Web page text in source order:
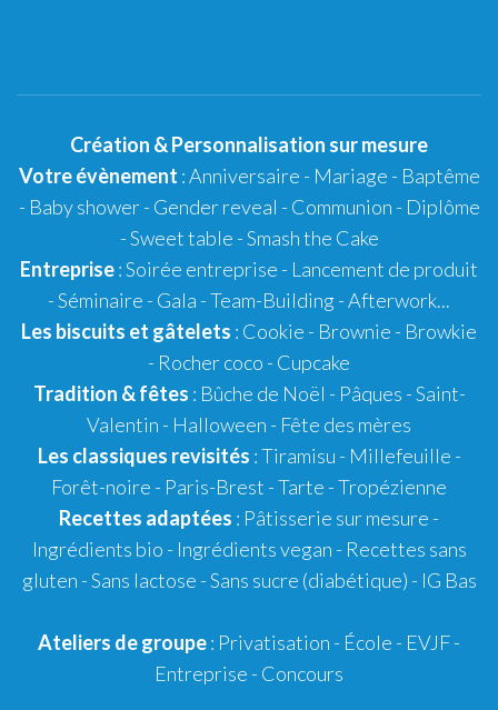
Création &Personnalisation sur mesure
Votre évènement :Anniversaire - Mariage - Baptême
- Baby shower- Gender reveal - Communion - Diplôme
-Sweet table -Smash the Cake
Entreprise: Soirée entreprise - Lancement de produit
- Séminaire - Gala - Team-Building - Afterwork...
Les biscuits et gâtelets : Cookie - Brownie - Browkie
- Rocher coco - Cupcake
Tradition & fêtes : Bûche de Noël - Pâques -Saint-
Valentin - Halloween - Fête des mères
Les classiques revisités :Tiramisu - Millefeuille -
Forêt-noire - Paris-Brest - Tarte -Tropézienne
Recettes adaptées : Pâtisserie sur mesure -
Ingrédients bio - Ingrédients vegan - Recettes sans
gluten - Sans lactose - Sans sucre (diabétique) - IG Bas
Ateliers de groupe: Privatisation - École - EVJF-
Entreprise - Concours